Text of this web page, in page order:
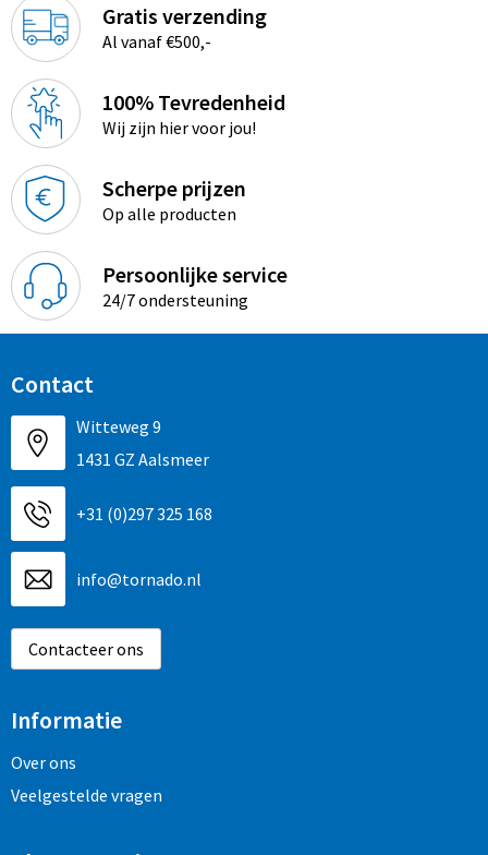
Gratis verzending
Al vanaf €500,-
100% Tevredenheid
Wij zijn hier voor jou!
Scherpe prijzen
Op alle producten
Persoonlijke service
24/7 ondersteuning
Contact
Witteweg 9
1431 GZ Aalsmeer
+31 (0)297 325 168
info@tornado.nl
Contacteer ons
Informatie
Over ons
Veelgestelde vragen